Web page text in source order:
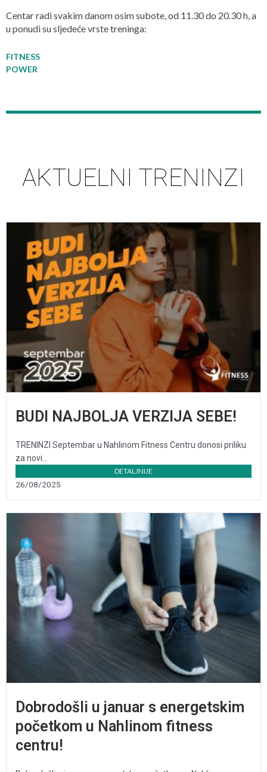
Centar radi svakim danom osim subote, od 11.30 do 20.30 h, a
u ponudi su sljedeće vrste treninga:
FITNESS
POWER
AKTUELNI TRENINZI
BUDI NAJBOLJA VERZIJA SEBE!
TRENINZI Septembar u Nahlinom Fitness Centru donosi priliku
za novi...
DETALJNIJE
26/08/2025
Dobrodošli u januar s energetskim
početkom u Nahlinom fitness
centru!